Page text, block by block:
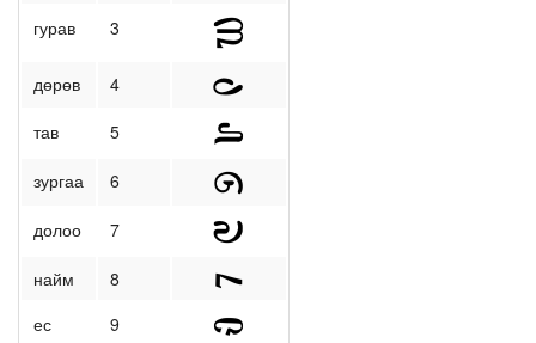
гурав 3
дөрөв
4
тав
5
зургаа 6
долоо 7
найм
8
ес
9